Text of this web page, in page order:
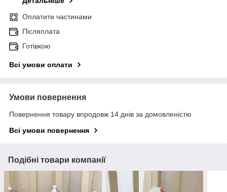
Оплатити частинами
Післяплата
Готівкою
Всі умови оплати
Умови повернення
Повернення товару впродовж 14 днів за домовленістю
Всі умови повернення
Подібні товари компанії